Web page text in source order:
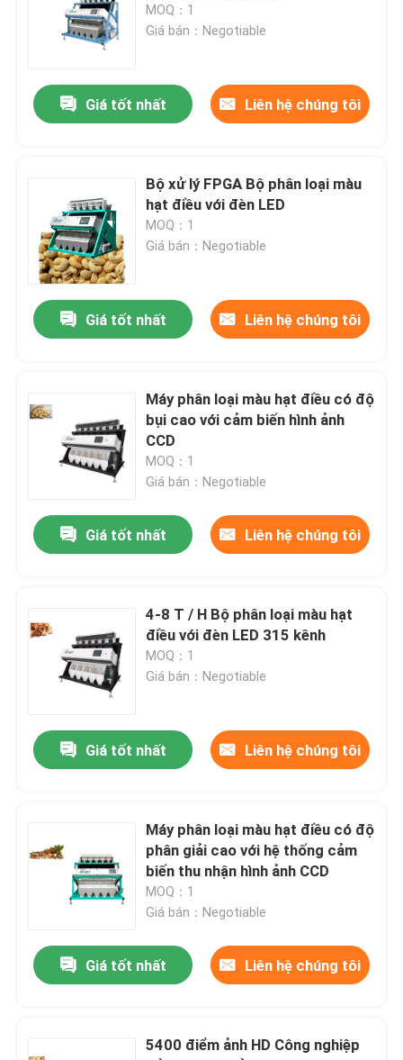
Địa chỉ liên hệ
Sản phẩm
máy phân loại màu hạt
Máy phân loại màu lúa mì
máy tách màu hạt điều
Máy phân loại màu hạt cà phê
Spice Color Sorter
máy phân loại màu mè
máy phân loại màu nhựa
Máy phân loại màu đai
Máy phân loại hồng ngoại
MOQ：1
Giá bán：Negotiable
Giá tốt nhất Liên hệ chúng tôi
Bộ xử lý FPGA Bộ phân loại màu
hạt điều với đèn LED
MOQ：1
Giá bán：Negotiable
Giá tốt nhất Liên hệ chúng tôi
Máy phân loại màu hạt điều có độ
bụi cao với cảm biến hình ảnh
CCD
MOQ：1
Giá bán：Negotiable
Giá tốt nhất Liên hệ chúng tôi
4-8 T / H Bộ phân loại màu hạt
điều với đèn LED 315 kênh
MOQ：1
Giá bán：Negotiable
Giá tốt nhất Liên hệ chúng tôi
Máy phân loại màu hạt điều có độ
phân giải cao với hệ thống cảm
biến thu nhận hình ảnh CCD
MOQ：1
Giá bán：Negotiable
Giá tốt nhất Liên hệ chúng tôi
5400 điểm ảnh HD Công nghiệp